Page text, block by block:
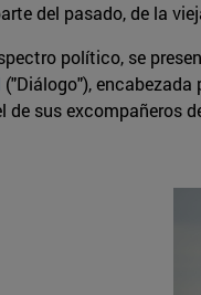
del pasado, de la
político, se
("Diálogo"),
de sus excompañeros